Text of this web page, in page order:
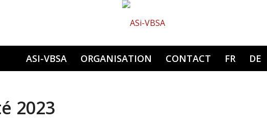
Hauptnavigation
ASI-VBSA ORGANISATION CONTACT FR DE
2023